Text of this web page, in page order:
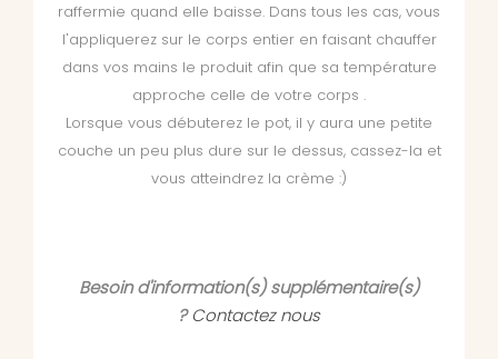
raffermie quand elle baisse. Dans tous les cas, vous
l'appliquerez sur le corps entier en faisant chauffer
dans vos mains le produit afin que sa température
approche celle de votre corps .
Lorsque vous débuterez le pot, il y aura une petite
couche un peu plus dure sur le dessus, cassez-la et
vous atteindrez la crème :)
Besoin d'information(s) supplémentaire(s)
?Contactez nous